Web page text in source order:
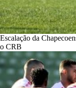
Escalação da
o CRB